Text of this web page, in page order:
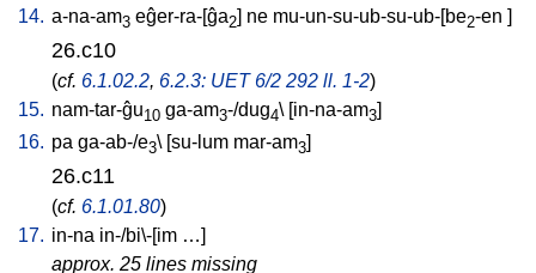
14. a-na-am3 eĝer-ra-[ĝa2] ne mu-un-su-ub-su-ub-[be2-en ]
26.c10
(cf. 6.1.02.2, 6.2.3: UET 6/2 292 ll. 1-2)
15. nam-tar-ĝu10 ga-am3-/dug4\ [in-na-am3]
16. pa ga-ab-/e3\ [su-lum mar-am3]
26.c11
(cf. 6.1.01.80)
17. in-na in-/bi\-[im …]
approx. 25 lines missing